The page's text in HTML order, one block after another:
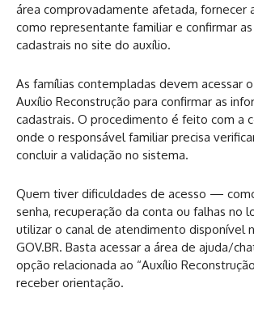
área comprovadamente afetada, fornecer
como representante familiar e confirmar
cadastrais no site do auxílio.
As famílias contempladas devem acessar
Auxílio Reconstrução para confirmar as
cadastrais. O procedimento é feito com a
onde o responsável familiar precisa
concluir a validação no sistema.
Quem tiver dificuldades de acesso —
senha, recuperação da conta ou falhas
utilizar o canal de atendimento disponível
GOV.BR. Basta acessar a área de ajuda/
opção relacionada ao “Auxílio
receber orientação.